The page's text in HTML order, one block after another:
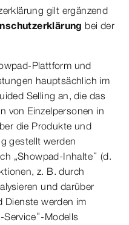
gilt ergänzend
bei der
Plattform und
hauptsächlich im
Selling an, die das
von Einzelpersonen in
die Produkte und
gestellt werden
„Showpad-Inhalte“ (d.
z. B. durch
und darüber
Dienste werden im
Service“-Modells